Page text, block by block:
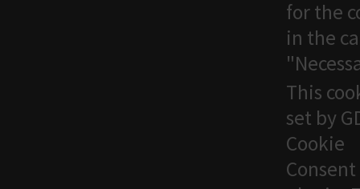
for the
in the
This
set by
Cookie
Consent